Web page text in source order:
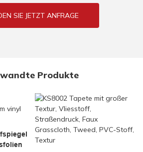
SIE JETZT ANFRAGE
Produkte